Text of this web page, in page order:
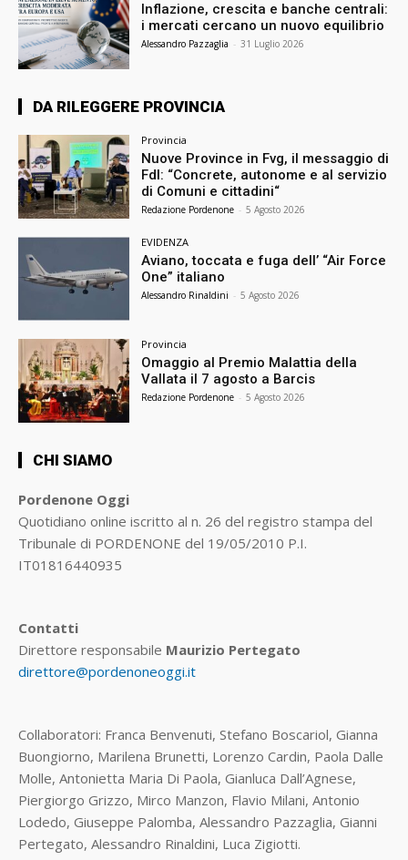
Inflazione, crescita e banche centrali:
i mercati cercano un nuovo equilibrio
Alessandro Pazzaglia - 31 Luglio 2026
DA RILEGGERE PROVINCIA
Provincia
Nuove Province in Fvg, il messaggio di
FdI: “Concrete, autonome e al servizio
di Comuni e cittadini“
Redazione Pordenone - 5 Agosto 2026
EVIDENZA
Aviano, toccata e fuga dell’ “Air Force
One” italiano
Alessandro Rinaldini - 5 Agosto 2026
Provincia
Omaggio al Premio Malattia della
Vallata il 7 agosto a Barcis
Redazione Pordenone - 5 Agosto 2026
CHI SIAMO
Pordenone Oggi
Quotidiano online iscritto al n. 26 del registro stampa del
Tribunale di PORDENONE del 19/05/2010 P.I.
IT01816440935
Contatti
Direttore responsabile Maurizio Pertegato
direttore@pordenoneoggi.it
Collaboratori: Franca Benvenuti, Stefano Boscariol, Gianna
Buongiorno, Marilena Brunetti, Lorenzo Cardin, Paola Dalle
Molle, Antonietta Maria Di Paola, Gianluca Dall’Agnese,
Piergiorgo Grizzo, Mirco Manzon, Flavio Milani, Antonio
Lodedo, Giuseppe Palomba, Alessandro Pazzaglia, Gianni
Pertegato, Alessandro Rinaldini, Luca Zigiotti.